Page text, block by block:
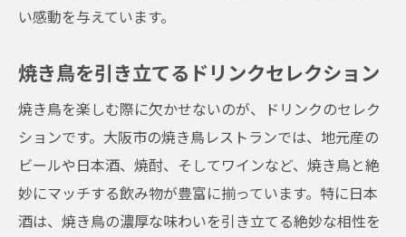
い感動を与えています。
焼き鳥を引き立てるドリンクセレクション
焼き鳥を楽しむ際に欠かせないのが、ドリンクのセレク
ションです。大阪市の焼き鳥レストランでは、地元産の
ビールや日本酒、焼酎、そしてワインなど、焼き鳥と絶
妙にマッチする飲み物が豊富に揃っています。特に日本
酒は、焼き鳥の濃厚な味わいを引き立てる絶妙な相性を